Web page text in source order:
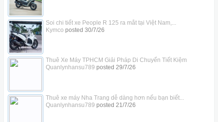
Soi chi tiết xe People R 125 ra mắt tại Việt Nam,...
Kymco posted 30/7/26
Thuê Xe Máy TPHCM Giải Pháp Di Chuyển Tiết Kiệm
Quanlynhansu789 posted 29/7/26
Thuê xe máy Nha Trang dễ dàng hơn nếu bạn biết...
Quanlynhansu789 posted 21/7/26